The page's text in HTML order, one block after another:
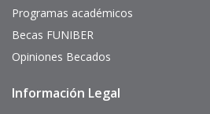
Programas académicos
Becas FUNIBER
Opiniones Becados
Pie
Información Legal